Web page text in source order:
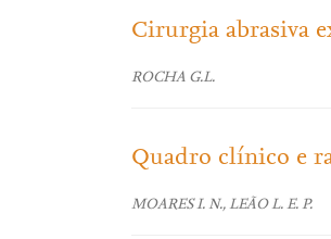
Cirurgia abrasiva
ROCHA G.L.
Quadro clínico e
MOARES I. N., LEÃO L. E. P.